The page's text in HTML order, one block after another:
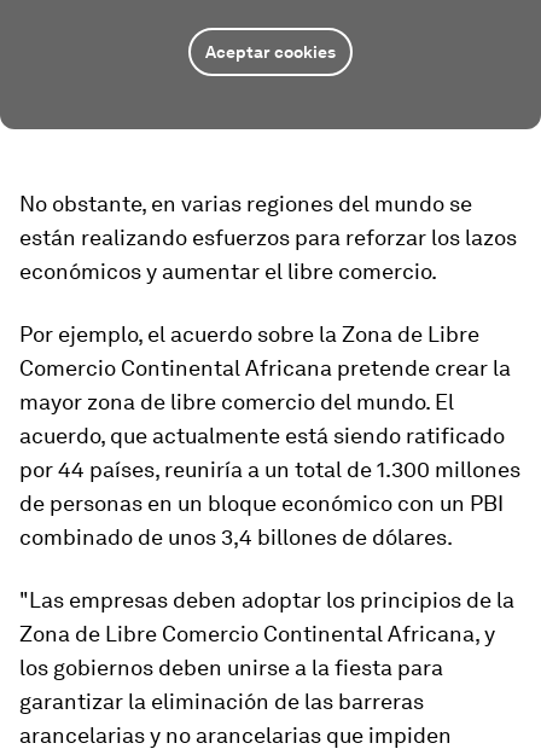
Aceptar cookies
No obstante, en varias regiones del mundo se
están realizando esfuerzos para reforzar los lazos
económicos y aumentar el libre comercio.
Por ejemplo, el acuerdo sobre la Zona de Libre
Comercio Continental Africana pretende crear la
mayor zona de libre comercio del mundo. El
acuerdo, que actualmente está siendo ratificado
por 44 países, reuniría a un total de 1.300 millones
de personas en un bloque económico con un PBI
combinado de unos 3,4 billones de dólares.
"Las empresas deben adoptar los principios de la
Zona de Libre Comercio Continental Africana, y
los gobiernos deben unirse a la fiesta para
garantizar la eliminación de las barreras
arancelarias y no arancelarias que impiden